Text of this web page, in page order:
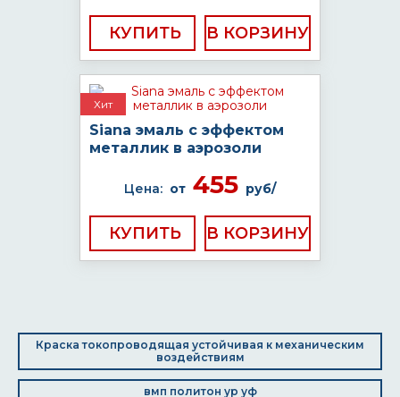
КУПИТЬ
Хит
Siana эмаль с эффектом
металлик в аэрозоли
Цена: от 455 руб/
КУПИТЬ
Краска токопроводящая устойчивая к механическим
воздействиям
вмп политон ур уф